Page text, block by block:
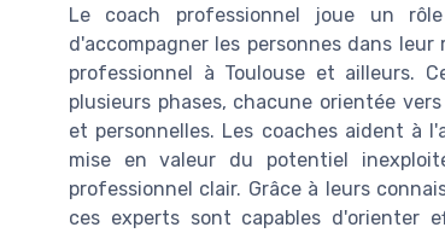
Le coach professionnel joue un
d'accompagner les personnes dans
professionnel à Toulouse et ailleurs.
plusieurs phases, chacune orientée
et personnelles. Les coaches aident à
mise en valeur du potentiel
professionnel clair. Grâce à leurs
ces experts sont capables d'orienter